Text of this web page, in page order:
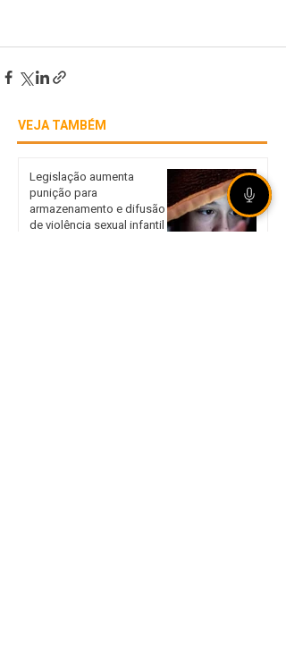
VEJA TAMBÉM
Legislação aumenta
punição para
armazenamento e difusão
de violência sexual infantil